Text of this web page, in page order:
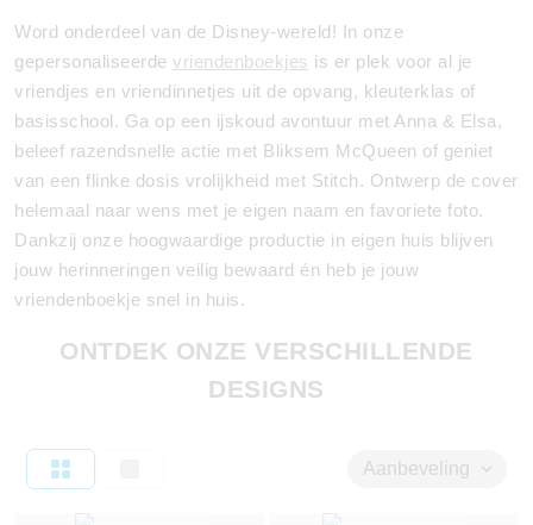
Word onderdeel van de Disney-wereld! In onze
gepersonaliseerde vriendenboekjes is er plek voor al je
vriendjes en vriendinnetjes uit de opvang, kleuterklas of
basisschool. Ga op een ijskoud avontuur met Anna & Elsa,
beleef razendsnelle actie met Bliksem McQueen of geniet
van een flinke dosis vrolijkheid met Stitch. Ontwerp de cover
helemaal naar wens met je eigen naam en favoriete foto.
Dankzij onze hoogwaardige productie in eigen huis blijven
jouw herinneringen veilig bewaard én heb je jouw
vriendenboekje snel in huis.
ONTDEK ONZE VERSCHILLENDE
DESIGNS
Aanbeveling